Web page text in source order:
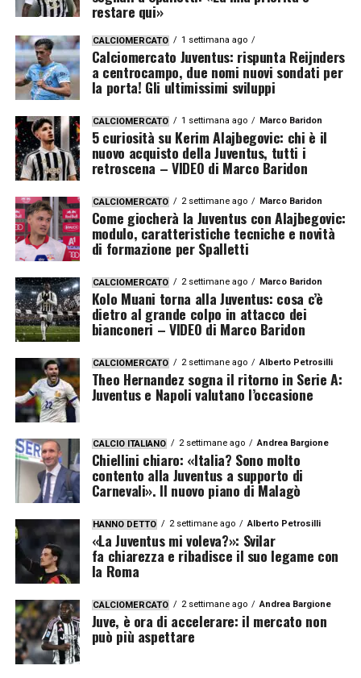
restare qui»
CALCIOMERCATO 1 settimana ago
Calciomercato Juventus: rispunta Reijnders
a centrocampo, due nomi nuovi sondati per
la porta! Gli ultimissimi sviluppi
CALCIOMERCATO 1 settimana ago Marco Baridon
5 curiosità su Kerim Alajbegovic: chi è il
nuovo acquisto della Juventus, tutti i
retroscena – VIDEO di Marco Baridon
CALCIOMERCATO 2 settimane ago Marco Baridon
Come giocherà la Juventus con Alajbegovic:
modulo, caratteristiche tecniche e novità
di formazione per Spalletti
CALCIOMERCATO 2 settimane ago Marco Baridon
Kolo Muani torna alla Juventus: cosa c’è
dietro al grande colpo in attacco dei
bianconeri – VIDEO di Marco Baridon
CALCIOMERCATO 2 settimane ago Alberto Petrosilli
Theo Hernandez sogna il ritorno in Serie A:
Juventus e Napoli valutano l’occasione
CALCIO ITALIANO 2 settimane ago Andrea Bargione
Chiellini chiaro: «Italia? Sono molto
contento alla Juventus a supporto di
Carnevali». Il nuovo piano di Malagò
HANNO DETTO 2 settimane ago Alberto Petrosilli
«La Juventus mi voleva?»: Svilar
fa chiarezza e ribadisce il suo legame con
la Roma
CALCIOMERCATO 2 settimane ago Andrea Bargione
Juve, è ora di accelerare: il mercato non
può più aspettare